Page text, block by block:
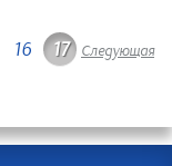
16 17 Следующая